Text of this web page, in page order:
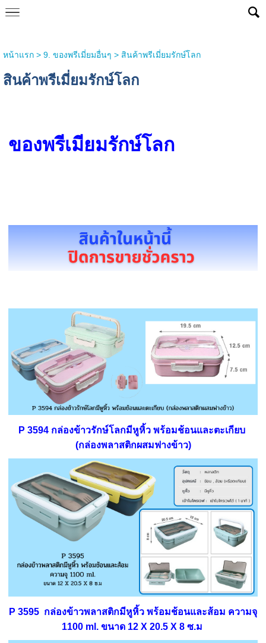
หน้าแรก> 9. ของพรีเมี่ยมอื่นๆ > สินค้าพรีเมี่ยมรักษ์โลก
สินค้าพรีเมี่ยมรักษ์โลก
ของพรีเมียมรักษ์โลก
P 3594 กล่องข้าวรักษ์โลกมีหูหิ้ว พร้อมช้อนและตะเกียบ
(กล่องพลาสติกผสมฟางข้าว)
P 3595 กล่องข้าวพลาสติกมีหูหิ้ว พร้อมช้อนและส้อม ความจุ
1100 ml. ขนาด 12 X 20.5 X 8 ซ.ม